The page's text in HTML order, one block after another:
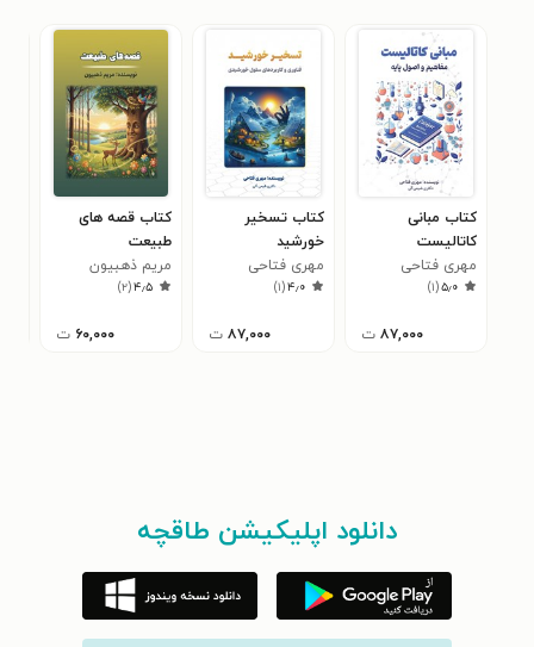
کتاب مبانی
کاتالیست
مهری فتاحی
۵٫۰(۱)
۸۷,۰۰۰ ت
کتاب تسخیر
خورشید
مهری فتاحی
۴٫۰(۱)
۸۷,۰۰۰ ت
کتاب قصه های
طبیعت
مریم ذهبیون
۴٫۵(۲)
۶۰,۰۰۰ ت
دانلود اپلیکیشن طاقچه